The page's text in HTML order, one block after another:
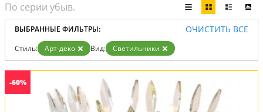
ВЫБРАННЫЕ ФИЛЬТРЫ: ОЧИСТИТЬ ВСЕ
Стиль: Арт-деко Вид: Светильники
-60%